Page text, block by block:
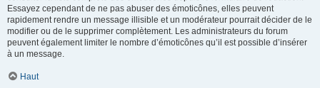
Essayez cependant de ne pas abuser des émoticônes, elles peuvent
rapidement rendre un message illisible et un modérateur pourrait décider de le
modifier ou de le supprimer complètement. Les administrateurs du forum
peuvent également limiter le nombre d’émoticônes qu’il est possible d’insérer
à un message.
Haut